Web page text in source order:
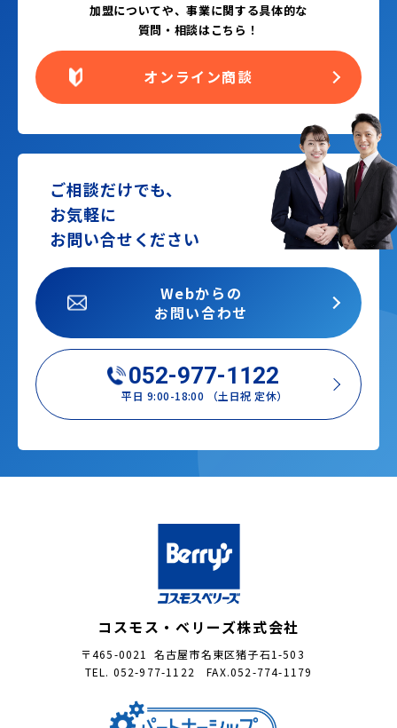
加盟についてや、事業に関する具体的な
質問・相談はこちら！
オンライン商談
ご相談だけでも、
お気軽に
お問い合せください
052-977-1122
平日 9:00-18:00 （土日祝 定休）
Webからの
お問い合わせ
コスモス・ベリーズ株式会社
〒465-0021 名古屋市名東区猪子石1-503
TEL. 052-977-1122 FAX.052-774-1179